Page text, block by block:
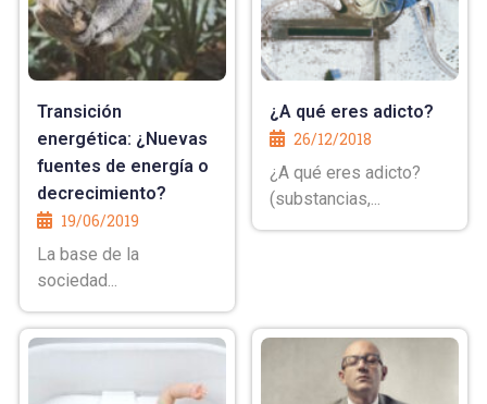
Transición
energética: ¿Nuevas
fuentes de energía o
decrecimiento?
19/06/2019
La base de la
sociedad...
¿A qué eres adicto?
26/12/2018
¿A qué eres adicto?
(substancias,...